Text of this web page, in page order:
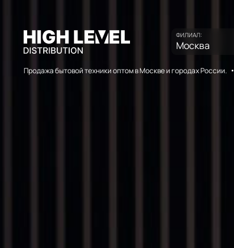
ФИЛИАЛ:
Москва
Продажа бытовой техники оптом в Москве и городах России.